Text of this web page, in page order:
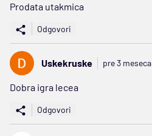
Prodata utakmica
Odgovori
Uskekruske pre 3 meseca
Dobra igra lecea
Odgovori